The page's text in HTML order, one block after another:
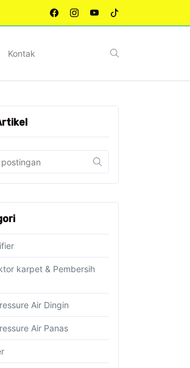
Kontak
karpet & Pembersih
Air Dingin
Air Panas